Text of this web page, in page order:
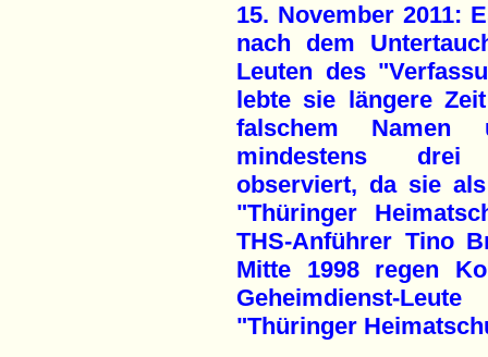
15. November 2011:
nach dem
Leuten des
lebte sie längere
falschem
mindestens drei
observiert, da sie
"Thüringer
THS-Anführer Tino
Mitte 1998 regen
Geheimdienst-
"Thüringer